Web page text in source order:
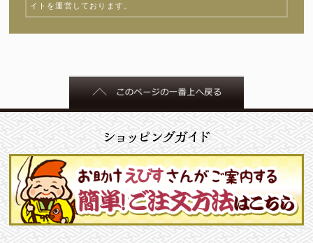
イトを運営しております。